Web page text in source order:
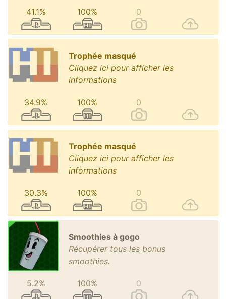
41.1% 100% 0
Trophée masqué
Cliquez ici pour afficher les
informations
34.9% 100% 0
Trophée masqué
Cliquez ici pour afficher les
informations
30.3% 100% 0
Smoothies à gogo
Récupérer tous les bonus
smoothies.
5.2% 100% 0